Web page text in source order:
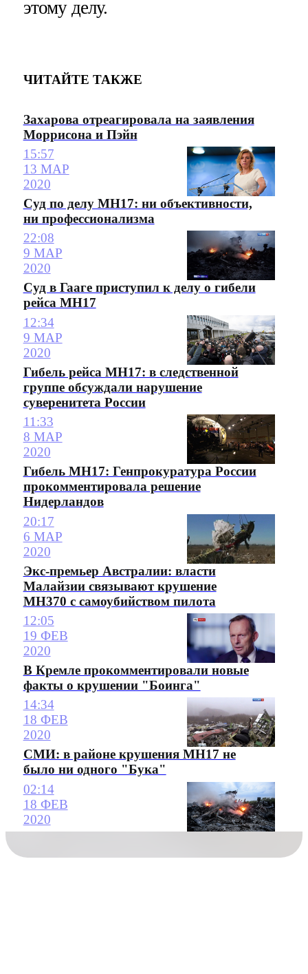
этому делу.
ЧИТАЙТЕ ТАКЖЕ
Захарова отреагировала на заявления
Моррисона и Пэйн
15:57
13 МАР
2020
Суд по делу MH17: ни объективности,
ни профессионализма
22:08
9 МАР
2020
Суд в Гааге приступил к делу о гибели
рейса MH17
12:34
9 МАР
2020
Гибель рейса MH17: в следственной
группе обсуждали нарушение
суверенитета России
11:33
8 МАР
2020
Гибель MH17: Генпрокуратура России
прокомментировала решение
Нидерландов
20:17
6 МАР
2020
Экс-премьер Австралии: власти
Малайзии связывают крушение
MH370 с самоубийством пилота
12:05
19 ФЕВ
2020
В Кремле прокомментировали новые
факты о крушении "Боинга"
14:34
18 ФЕВ
2020
СМИ: в районе крушения MH17 не
было ни одного "Бука"
02:14
18 ФЕВ
2020